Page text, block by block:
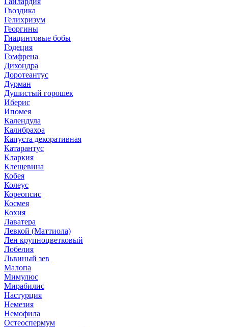
Гвоздика
Гелихризум
Георгины
Гиацинтовые бобы
Годеция
Гомфрена
Дихондра
Доротеантус
Дурман
Душистый горошек
Иберис
Ипомея
Календула
Калибрахоа
Капуста декоративная
Катарантус
Кларкия
Клещевина
Кобея
Колеус
Кореопсис
Космея
Кохия
Лаватера
Левкой (Маттиола)
Лен крупноцветковый
Лобелия
Львиный зев
Малопа
Мимулюс
Мирабилис
Настурция
Немезия
Немофила
Остеоспермум